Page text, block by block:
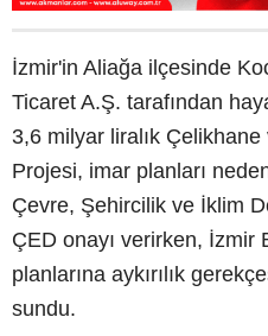
İzmir'in Aliağa ilçesinde
Ticaret A.Ş. tarafından
3,6 milyar liralık
Projesi, imar planları
Çevre, Şehircilik ve İklim
ÇED onayı verirken,
planlarına aykırılık
sundu.